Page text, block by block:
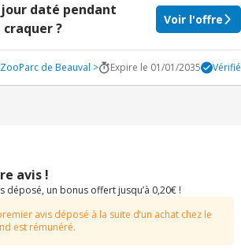
jour daté pendant
?
Voir l'offre
de Beauval > Expire le 01/01/2035 Vérifié
avis !
déposé, un bonus offert jusqu’à 0,20€ !
avis déposé à la suite d’un achat chez le
est rémunéré.